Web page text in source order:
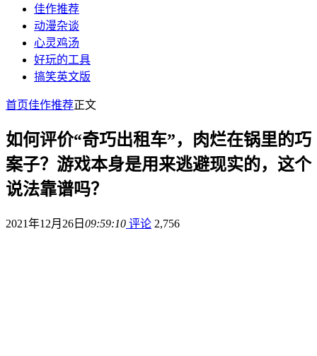
佳作推荐
动漫杂谈
心灵鸡汤
好玩的工具
搞笑英文版
首页佳作推荐正文
如何评价“奇巧出租车”，肉烂在锅里的巧
案子？游戏本身是用来逃避现实的，这个
说法靠谱吗？
2021年12月26日 09:59:10 评论 2,756